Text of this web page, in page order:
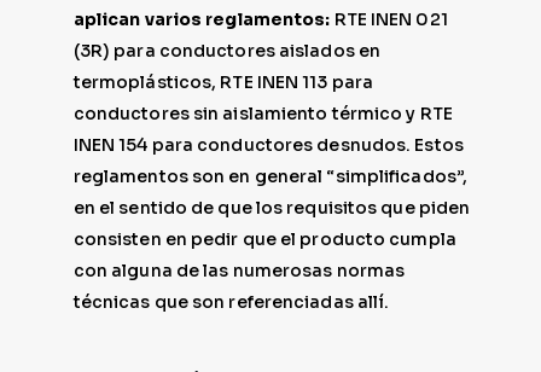
aplican varios reglamentos: RTE INEN 021
(3R) para conductores aislados en
termoplásticos, RTE INEN 113 para
conductores sin aislamiento térmico y RTE
INEN 154 para conductores desnudos. Estos
reglamentos son en general “simplificados”,
en el sentido de que los requisitos que piden
consisten en pedir que el producto cumpla
con alguna de las numerosas normas
técnicas que son referenciadas allí.